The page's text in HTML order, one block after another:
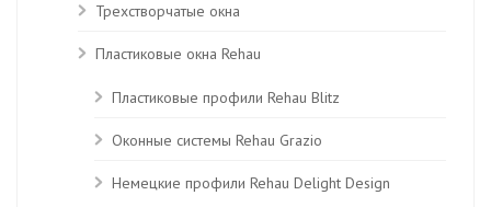
Трехстворчатые окна
Пластиковые окна Rehau
Пластиковые профили Rehau Blitz
Оконные системы Rehau Grazio
Немецкие профили Rehau Delight Design